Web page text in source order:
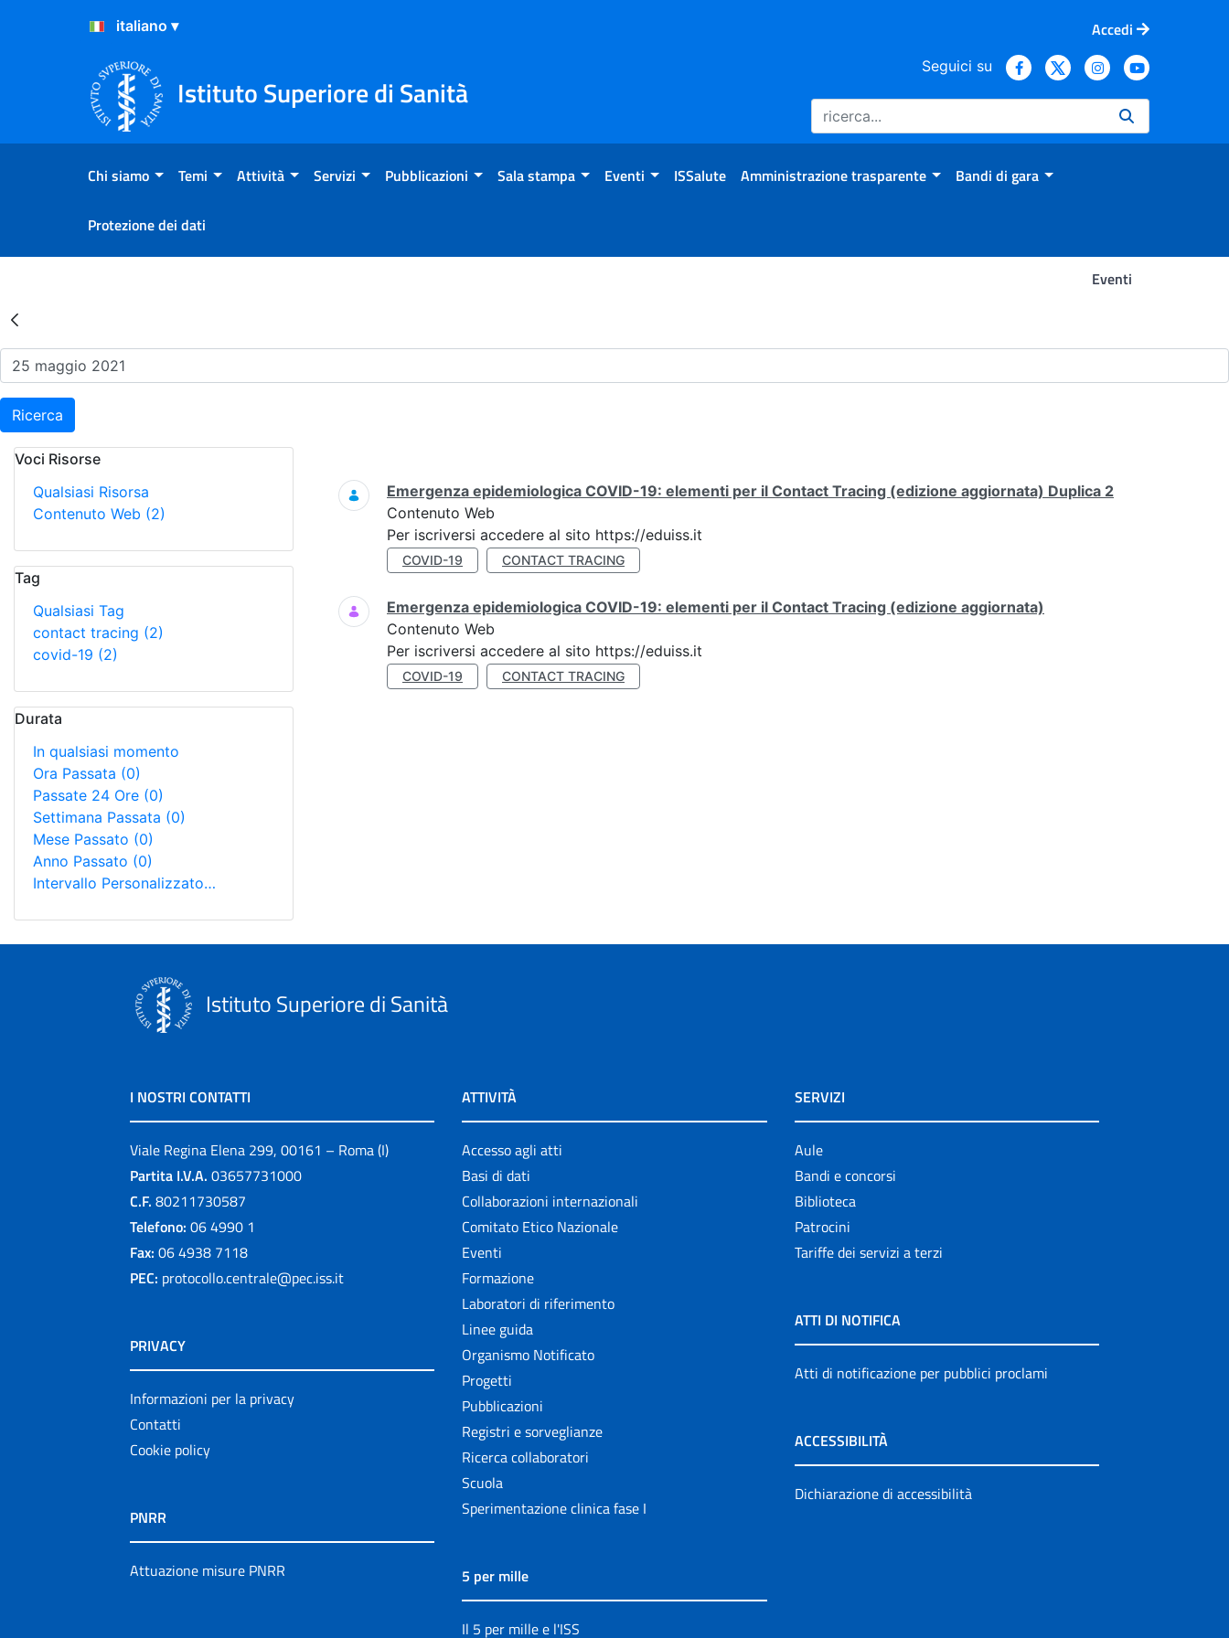
Salta al Contenuto
Salta al Footer
Accedi
Istituto Superiore di Sanità
Seguici su
Chi siamo Temi Attività Servizi Pubblicazioni Sala stampa Eventi ISSalute Amministrazione trasparente Bandi di gara
Protezione dei dati
Eventi
Risultati della Ricerca - Eventi
Ricerca
Voci Risorse
Qualsiasi Risorsa
Contenuto Web (2)
Tag
Qualsiasi Tag
contact tracing (2)
covid-19 (2)
Durata
In qualsiasi momento
Ora Passata (0)
Passate 24 Ore (0)
Settimana Passata (0)
Mese Passato (0)
Anno Passato (0)
Intervallo Personalizzato…
Ricerca
Emergenza epidemiologica COVID-19: elementi per il Contact Tracing (edizione aggiornata) Duplica 2
Contenuto Web
Per iscriversi accedere al sito https://eduiss.it
COVID-19 CONTACT TRACING
Emergenza epidemiologica COVID-19: elementi per il Contact Tracing (edizione aggiornata)
Contenuto Web
Per iscriversi accedere al sito https://eduiss.it
COVID-19 CONTACT TRACING
Istituto Superiore di Sanità
I NOSTRI CONTATTI
Viale Regina Elena 299, 00161 – Roma (I)
Partita I.V.A. 03657731000
C.F. 80211730587
Telefono: 06 4990 1
Fax: 06 4938 7118
PEC: protocollo.centrale@pec.iss.it
PRIVACY
Informazioni per la privacy
Contatti
Cookie policy
PNRR
Attuazione misure PNRR
ATTIVITÀ
Accesso agli atti
Basi di dati
Collaborazioni internazionali
Comitato Etico Nazionale
Eventi
Formazione
Laboratori di riferimento
Linee guida
Organismo Notificato
Progetti
Pubblicazioni
Registri e sorveglianze
Ricerca collaboratori
Scuola
Sperimentazione clinica fase I
5 per mille
Il 5 per mille e l'ISS
SERVIZI
Aule
Bandi e concorsi
Biblioteca
Patrocini
Tariffe dei servizi a terzi
ATTI DI NOTIFICA
Atti di notificazione per pubblici proclami
ACCESSIBILITÀ
Dichiarazione di accessibilità